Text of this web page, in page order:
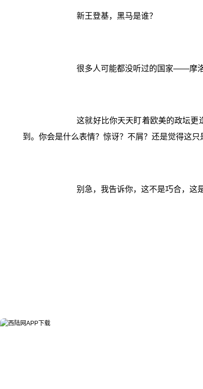
新王登基，黑马是谁？
很多人可能都没听过的国家——摩洛
这就好比你天天盯着欧美的政坛
到。你会是什么表情？惊讶？不屑？还是觉得这只
别急，我告诉你，这不是巧合，这